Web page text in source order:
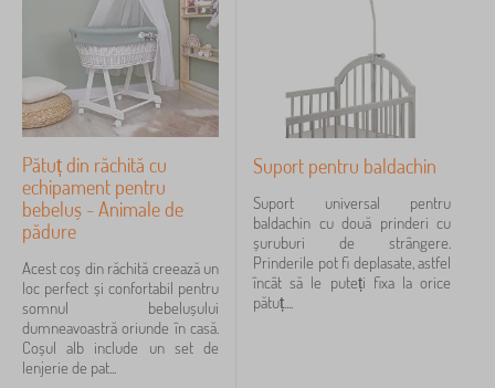
deoarece acesta reduce capacitatea de absorbitie.
Pătuț din răchită cu
echipament pentru
bebeluș - Animale de
pădure
Acest coș din răchită creează un
loc perfect și confortabil pentru
somnul bebelușului
dumneavoastră oriunde în casă.
Coșul alb include un set de
lenjerie de pat...
Suport pentru baldachin
Suport universal pentru
baldachin cu două prinderi cu
șuruburi de strângere.
Prinderile pot fi deplasate, astfel
încât să le puteți fixa la orice
pătuț....